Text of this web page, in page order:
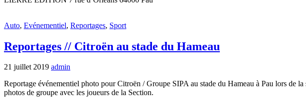
Auto, Evénementiel, Reportages, Sport
Reportages // Citroën au stade du Hameau
21 juillet 2019 admin
Reportage événementiel photo pour Citroën / Groupe SIPA au stade du Hameau à Pau lors de
photos de groupe avec les joueurs de la Section.